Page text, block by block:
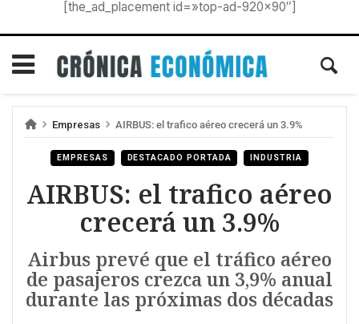
[the_ad_placement id=»top-ad-920×90″]
Empresas AIRBUS: el trafico aéreo crecerá un 3.9%
EMPRESAS DESTACADO PORTADA INDUSTRIA
AIRBUS: el trafico aéreo
crecerá un 3.9%
Airbus prevé que el tráfico aéreo
de pasajeros crezca un 3,9% anual
durante las próximas dos décadas